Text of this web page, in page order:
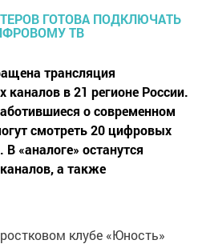
трансляция
в 21 регионе России.
о современном
смотреть 20 цифровых
«аналоге» останутся
а также
клубе «Юность»